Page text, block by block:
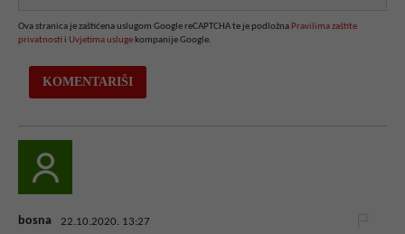
Ova stranica je zaštićena uslugom Google reCAPTCHA te je podložna Pravilima zaštite
privatnosti i Uvjetima usluge kompanije Google.
bosna 22.10.2020. 13:27